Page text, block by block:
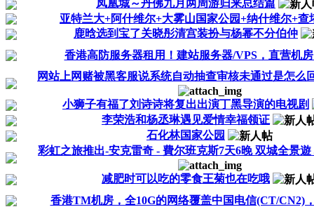
凤凰城～丹佛九月两周游归来总结篇
亚特兰大+阿什维尔+大雾山国家公园+纳什维尔+查
鹿晗选到宝了关晓彤清宫装扮与杨幂不分伯仲
香港高防服务器租用！建站服务器/VPS，直营机
网站上网赌被黑客服说系统自动抽查审核未通过是怎么
小狮子有福了刘诗诗将复出出演丁黑导演的电视剧
李荣浩和杨丞琳遇见爱情幸福领证
石化林国家公园
彩虹之旅推出-安克雷奇 - 費尔班克斯7天6晚 双城全景遊
减肥时可以吃的零食王菊也在吃哦
香港TM机房，全10G的网络覆盖中国电信(CT/CN2)